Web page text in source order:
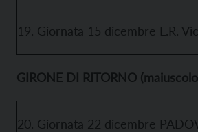
19. Giornata 15 dicembre L.R.
GIRONE DI RITORNO
20. Giornata 22 dicembre